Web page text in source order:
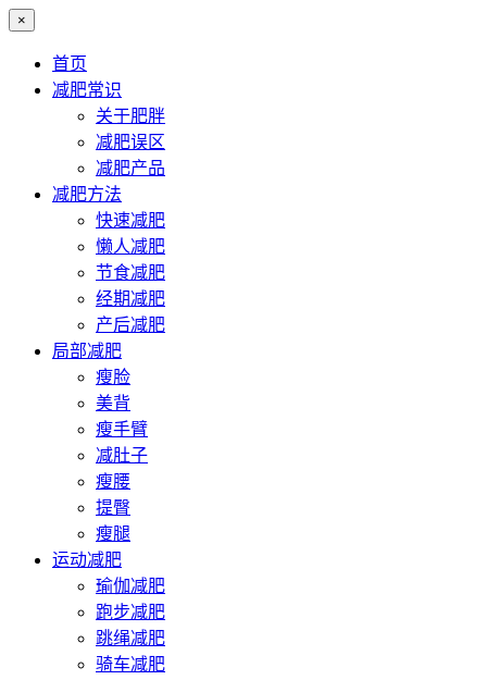
×
首页
减肥常识
关于肥胖
减肥误区
减肥产品
减肥方法
快速减肥
懒人减肥
节食减肥
经期减肥
产后减肥
局部减肥
瘦脸
美背
瘦手臂
减肚子
瘦腰
提臀
瘦腿
运动减肥
瑜伽减肥
跑步减肥
跳绳减肥
骑车减肥